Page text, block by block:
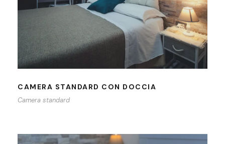
CAMERA STANDARD CON DOCCIA
Camera standard